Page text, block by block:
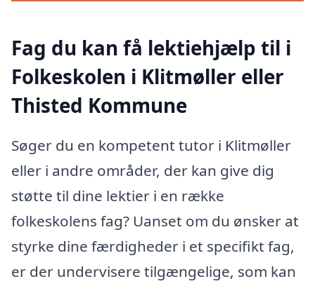
Fag du kan få lektiehjælp til i
Folkeskolen i Klitmøller eller
Thisted Kommune
Søger du en kompetent tutor i Klitmøller
eller i andre områder, der kan give dig
støtte til dine lektier i en række
folkeskolens fag? Uanset om du ønsker at
styrke dine færdigheder i et specifikt fag,
er der undervisere tilgængelige, som kan